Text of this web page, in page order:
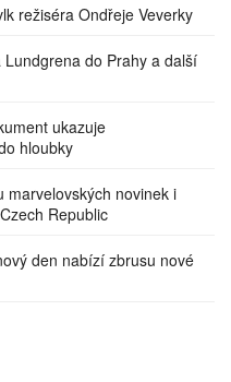
režiséra Ondřeje Veverky
do Prahy a další
ukazuje
hloubky
marvelovských novinek i
Republic
den nabízí zbrusu nové